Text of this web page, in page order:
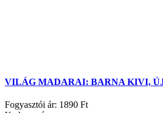
VILÁG MADARAI: BARNA KIVI,
Fogyasztói ár: 1890 Ft